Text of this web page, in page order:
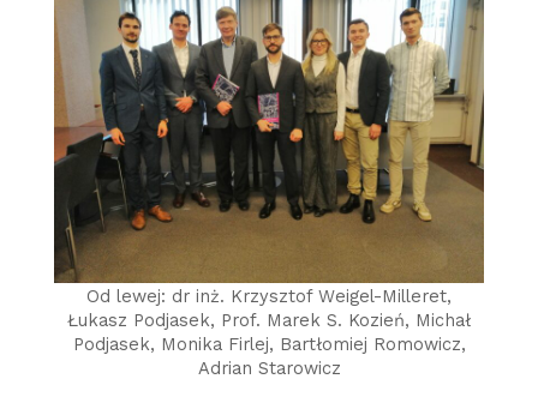
Od lewej: dr inż. Krzysztof Weigel-Milleret,
Łukasz Podjasek, Prof. Marek S. Kozień, Michał
Podjasek, Monika Firlej, Bartłomiej Romowicz,
Adrian Starowicz